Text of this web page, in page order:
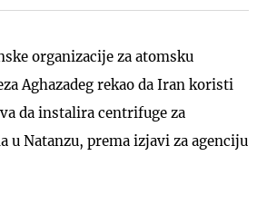
organizacije za atomsku
Aghazadeg rekao da Iran koristi
da instalira centrifuge za
u Natanzu, prema izjavi za agenciju